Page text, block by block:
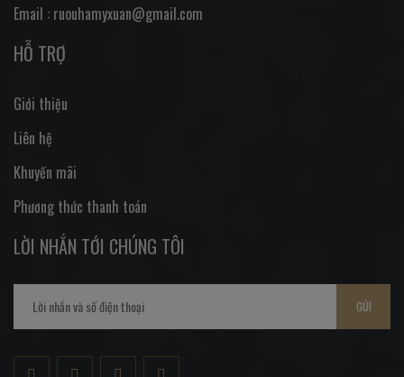
Email : ruouhamyxuan@gmail.com
HỖ TRỢ
Giới thiệu
Liên hệ
Khuyến mãi
Phương thức thanh toán
LỜI NHẮN TỚI CHÚNG TÔI
GỬI